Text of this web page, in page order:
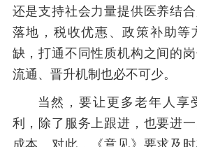
还是支持社会力量提供医养结
落地，税收优惠、政策补助等
缺，打通不同性质机构之间的
流通、晋升机制也必不可少。
当然，要让更多老年人享
利，除了服务上跟进，也要进
成本。对此，《意见》要求及